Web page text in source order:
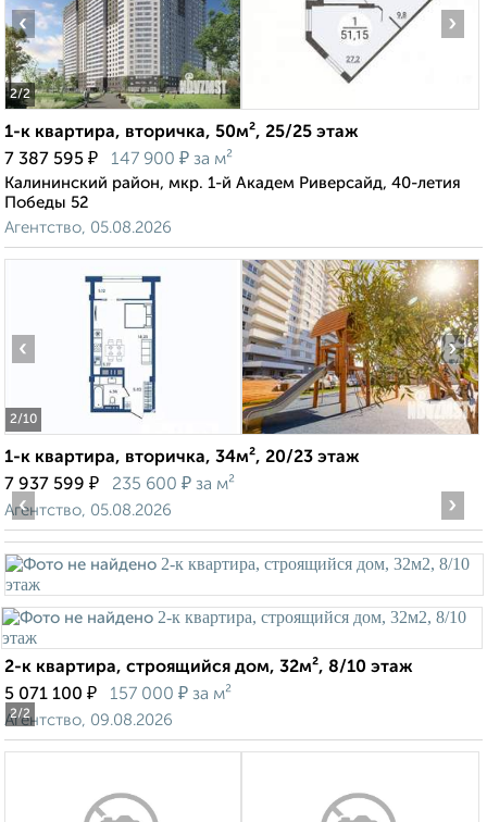
2/2
‹ ›
1-к квартира, вторичка, 50м², 25/25 этаж
7 387 595 ₽ 147 900 ₽ за м²
Калининский район, мкр. 1-й Академ Риверсайд, 40-летия
Победы 52
Агентство, 05.08.2026
2/10
‹ ›
1-к квартира, вторичка, 34м², 20/23 этаж
7 937 599 ₽ 235 600 ₽ за м²
Агентство, 05.08.2026
2/2
‹ ›
2-к квартира, строящийся дом, 32м², 8/10 этаж
5 071 100 ₽ 157 000 ₽ за м²
Агентство, 09.08.2026